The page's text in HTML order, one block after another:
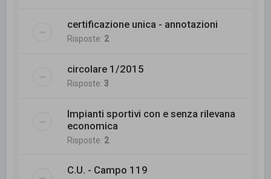
certificazione unica - annotazioni
Risposte: 2
circolare 1/2015
Risposte:3
Impianti sportivi con e senza rilevana
economica
Risposte: 2
C.U. - Campo 119